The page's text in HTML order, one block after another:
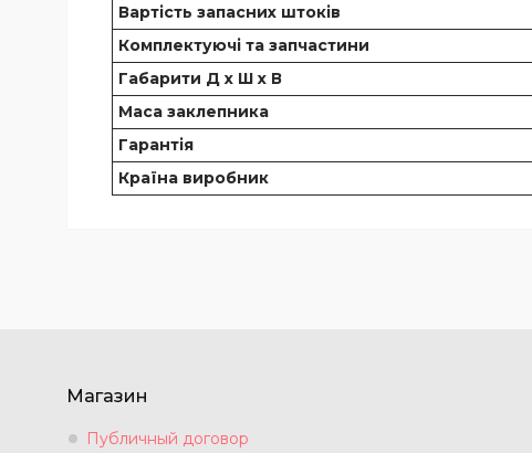
Вартість запасних штоків
Комплектуючі та запчастини
Габарити Д х Ш х В
Маса заклепника
Гарантія
Країна виробник
Магазин
Публичный договор